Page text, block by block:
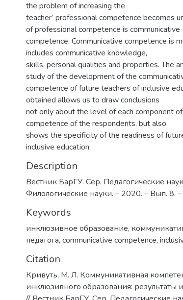
the problem of increasing the
teacher’ professional competence becomes
of professional competence is communicative
competence. Communicative competence is
includes communicative knowledge,
skills, personal qualities and properties. The
study of the development of the
competence of future teachers of inclusive
obtained allows us to draw conclusions
not only about the level of each component
competence of the respondents, but also
shows the specificity of the readiness of
inclusive education.
Description
Вестник БарГУ. Сер. Педагогические
Филологические науки. – 2020. – Вып. 8. –
Keywords
инклюзивное образование,
педагога, communicative competence,
Citation
Кривуть, М. Л. Коммуникативная
инклюзивного образования: результаты